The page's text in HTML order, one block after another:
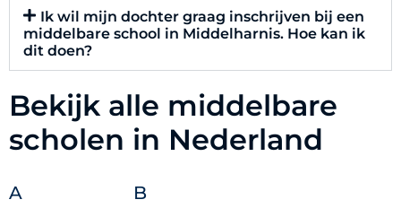
Ik wil mijn dochter graag inschrijven bij een
middelbare school in Middelharnis. Hoe kan ik
dit doen?
Bekijk alle middelbare
scholen in Nederland
A B